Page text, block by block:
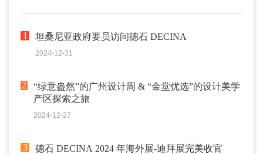
1 坦桑尼亚政府要员访问德石 DECINA
2024-12-31
2
“绿意盎然”的广州设计周 & “金堂优选”的设计美学
产区探索之旅
2024-12-27
3 德石 DECINA 2024 年海外展-迪拜展完美收官